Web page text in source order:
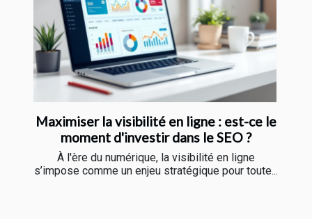
Maximiser la visibilité en ligne : est-ce le
moment d'investir dans le SEO ?
À l'ère du numérique, la visibilité en ligne
s’impose comme un enjeu stratégique pour toute...